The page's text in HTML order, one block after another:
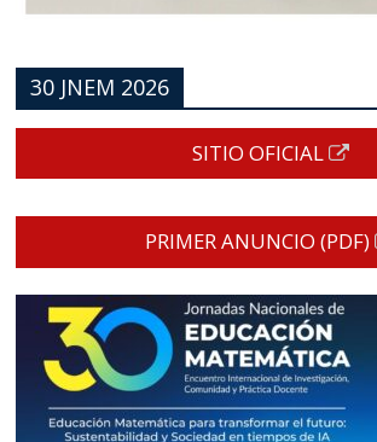
30 JNEM 2026
SITIO OFICIAL
PRIMER ANUNCIO (PDF)